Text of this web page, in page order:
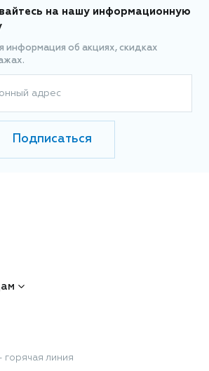
на нашу информационную
информация об акциях, скидках
адрес
Подписаться
горячая линия